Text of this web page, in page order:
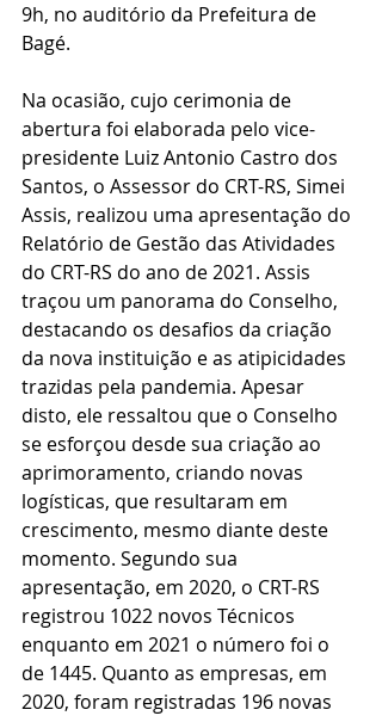
9h, no auditório da Prefeitura de
Bagé.
Na ocasião, cujo cerimonia de
abertura foi elaborada pelo vice-
presidente Luiz Antonio Castro dos
Santos, o Assessor do CRT-RS, Simei
Assis, realizou uma apresentação do
Relatório de Gestão das Atividades
do CRT-RS do ano de 2021. Assis
traçou um panorama do Conselho,
destacando os desafios da criação
da nova instituição e as atipicidades
trazidas pela pandemia. Apesar
disto, ele ressaltou que o Conselho
se esforçou desde sua criação ao
aprimoramento, criando novas
logísticas, que resultaram em
crescimento, mesmo diante deste
momento. Segundo sua
apresentação, em 2020, o CRT-RS
registrou 1022 novos Técnicos
enquanto em 2021 o número foi o
de 1445. Quanto as empresas, em
2020, foram registradas 196 novas